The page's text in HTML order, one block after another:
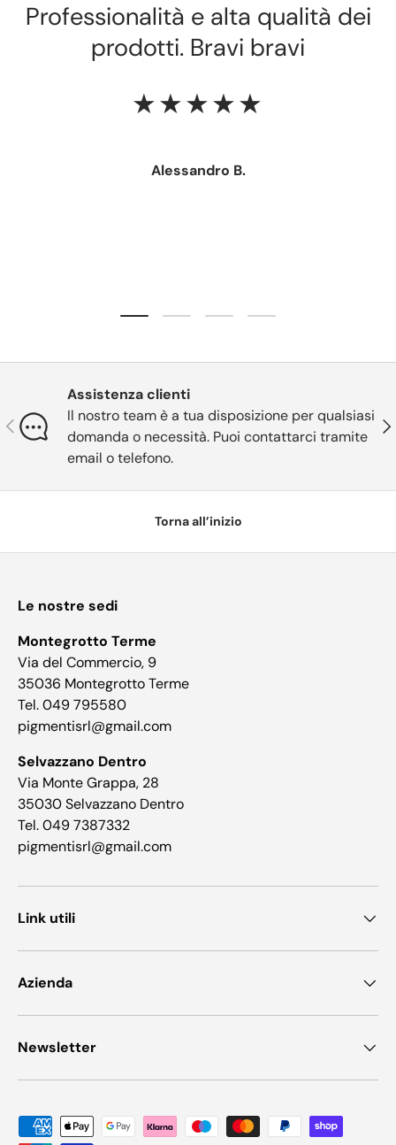
Professionalità e alta qualità dei
prodotti. Bravi bravi
★★★★★
Alessandro B.
Carica slide 1 di 4
Carica slide 2 di 4
Carica slide 3 di 4
Carica slide 4 di 4
Indietro
Assistenza clienti
Il nostro team è a tua disposizione per qualsiasi
domanda o necessità. Puoi contattarci tramite
email o telefono.
Torna all’inizio
Le nostre sedi
Montegrotto Terme
Via del Commercio, 9
35036 Montegrotto Terme
Tel. 049 795580
pigmentisrl@gmail.com
Selvazzano Dentro
Via Monte Grappa, 28
35030 Selvazzano Dentro
Tel. 049 7387332
pigmentisrl@gmail.com
Link utili
Azienda
Newsletter
Metodi di pagamento accettati